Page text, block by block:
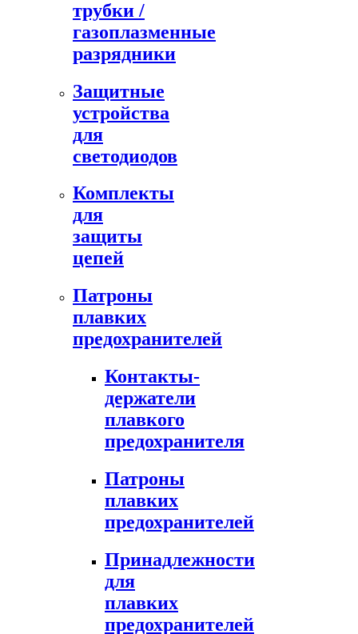
трубки /
газоплазменные
разрядники
Защитные
устройства
для
светодиодов
Комплекты
для
защиты
цепей
Патроны
плавких
предохранителей
Контакты-
держатели
плавкого
предохранителя
Патроны
плавких
предохранителей
Принадлежности
для
плавких
предохранителей